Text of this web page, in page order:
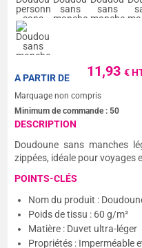
11,93€
A PARTIR DE
Marquage non compris
Minimum de commande :50
DESCRIPTION
Doudoune sans manches
zippées, idéale pour voyages
POINTS-CLÉS
Nom du produit :
Poids de tissu : 60 g/m²
Matière : Duvet ultra-léger
Propriétés : Imperméable